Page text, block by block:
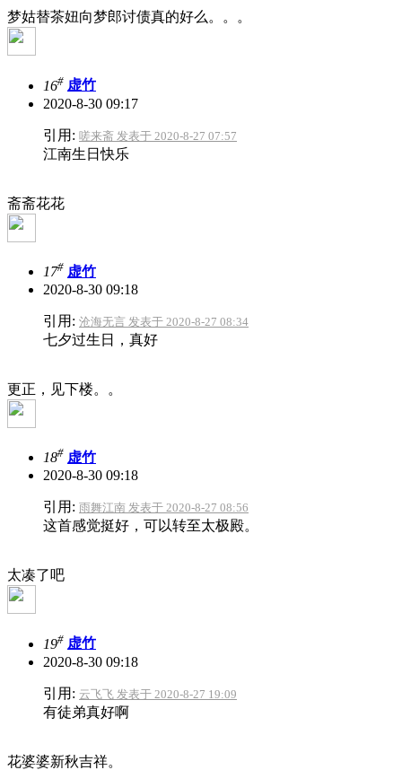
梦姑替茶妞向梦郎讨债真的好么。。。
16# 虚竹
2020-8-30 09:17
引用: 嗟来斋 发表于 2020-8-27 07:57
江南生日快乐
斋斋花花
17# 虚竹
2020-8-30 09:18
引用: 沧海无言 发表于 2020-8-27 08:34
七夕过生日，真好
更正，见下楼。。
18# 虚竹
2020-8-30 09:18
引用: 雨舞江南 发表于 2020-8-27 08:56
这首感觉挺好，可以转至太极殿。
太凑了吧
19# 虚竹
2020-8-30 09:18
引用: 云飞飞 发表于 2020-8-27 19:09
有徒弟真好啊
花婆婆新秋吉祥。